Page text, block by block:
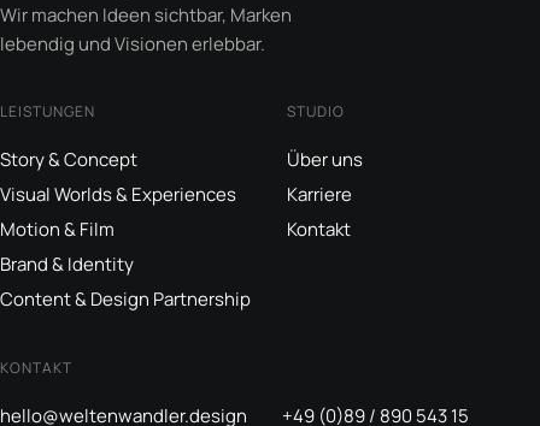
Wir machen Ideen sichtbar, Marken
lebendig und Visionen erlebbar.
LEISTUNGEN
Story & Concept
Visual Worlds & Experiences
Motion & Film
Brand & Identity
Content & Design Partnership
STUDIO
Über uns
Karriere
Kontakt
KONTAKT
hello@weltenwandler.design
+49 (0)89 / 890 543 15